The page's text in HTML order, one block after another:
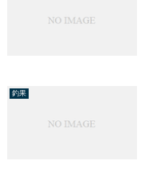
釣果